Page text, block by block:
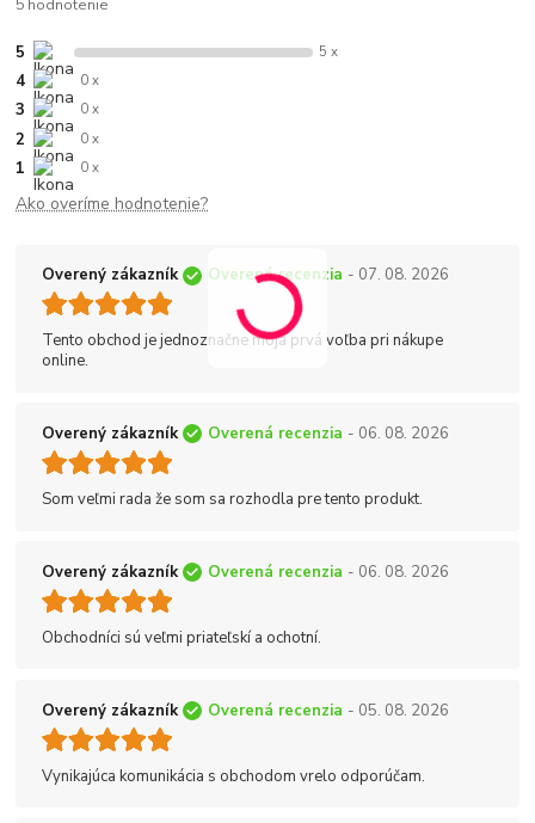
5 hodnotenie
5 5 x
4 0 x
3 0 x
2 0 x
1 0 x
Ako overíme hodnotenie?
Overený zákazník Overená recenzia - 07. 08. 2026
Tento obchod je jednoznačne moja prvá voľba pri nákupe
online.
Overený zákazník Overená recenzia - 06. 08. 2026
Som veľmi rada že som sa rozhodla pre tento produkt.
Overený zákazník Overená recenzia - 06. 08. 2026
Obchodníci sú veľmi priateľskí a ochotní.
Overený zákazník Overená recenzia - 05. 08. 2026
Vynikajúca komunikácia s obchodom vrelo odporúčam.